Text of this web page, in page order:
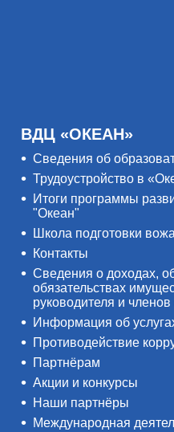
ВДЦ «ОКЕАН»
Сведения об
Трудоустройство в
Итоги программы
"Океан"
Школа подготовки
Контакты
Сведения о доходах,
обязательствах
руководителя и членов
Информация об
Противодействие
Партнёрам
Акции и конкурсы
Наши партнёры
Международная